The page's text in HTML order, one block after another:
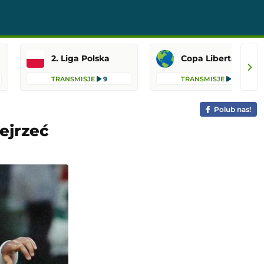
2. Liga Polska
TRANSMISJE 9 TRANSMISJE 8
Polub nas!